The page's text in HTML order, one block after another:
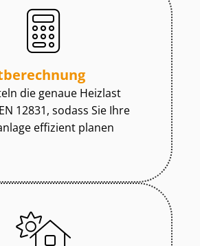
die genaue Heizlast
12831, sodass Sie Ihre
effizient planen